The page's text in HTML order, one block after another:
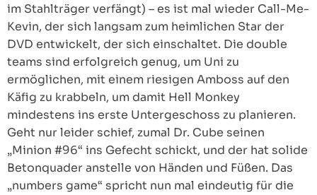
im Stahlträger verfängt) – es ist mal wieder Call-Me-
Kevin, der sich langsam zum heimlichen Star der
DVD entwickelt, der sich einschaltet. Die double
teams sind erfolgreich genug, um Uni zu
ermöglichen, mit einem riesigen Amboss auf den
Käfig zu krabbeln, um damit Hell Monkey
mindestens ins erste Untergeschoss zu planieren.
Geht nur leider schief, zumal Dr. Cube seinen
„Minion #96“ ins Gefecht schickt, und der hat solide
Betonquader anstelle von Händen und Füßen. Das
„numbers game“ spricht nun mal eindeutig für die